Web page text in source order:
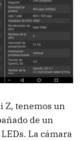
Z, tenemos un
de un
La cámara